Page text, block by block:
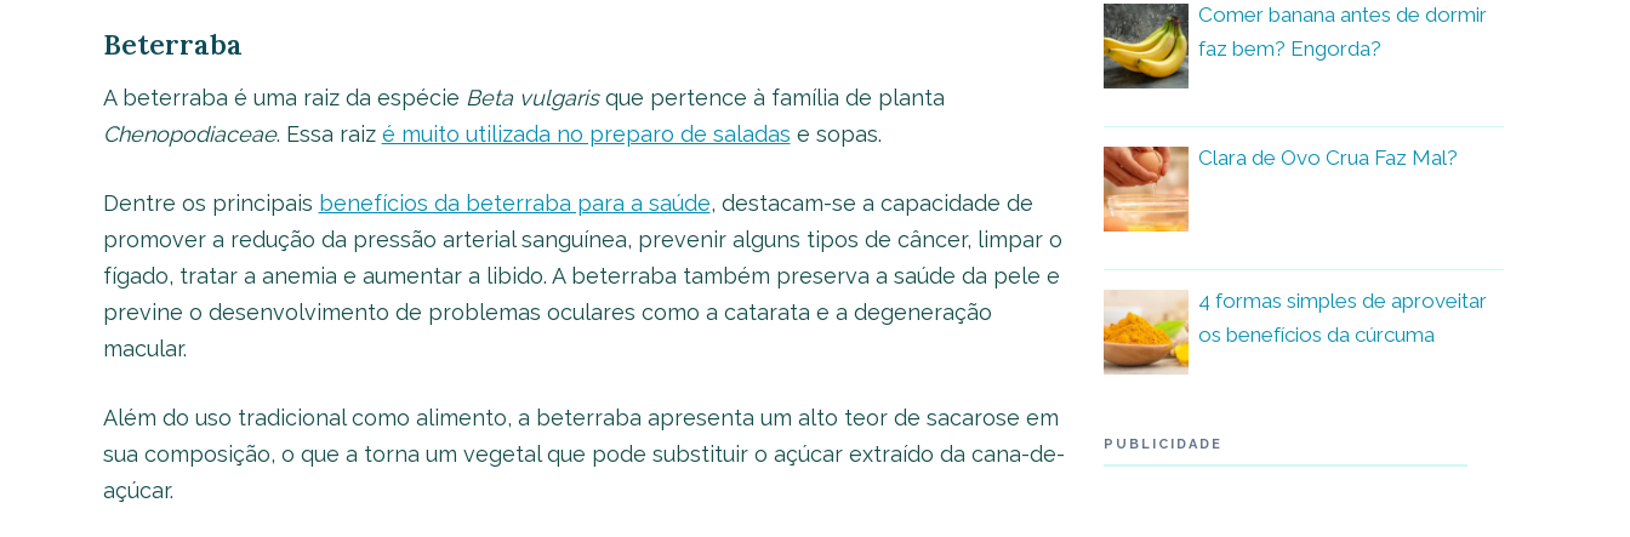
Beterraba
A beterraba é uma raiz da espécie Beta vulgarisque pertence à família de planta
Chenopodiaceae. Essa raiz é muito utilizada no preparo de saladas e sopas.
Dentre os principais benefícios da beterraba para a saúde, destacam-se a capacidade de
promover a redução da pressão arterial sanguínea, prevenir alguns tipos de câncer, limpar o
fígado, tratar a anemia e aumentar a libido. A beterraba também preserva a saúde da pele e
previne o desenvolvimento de problemas oculares como a catarata e a degeneração
macular.
Além do uso tradicional como alimento, a beterraba apresenta um alto teor de sacarose em
sua composição, o que a torna um vegetal que pode substituir o açúcar extraído da cana-de-
açúcar.
Comer banana antes de dormir
faz bem? Engorda?
Clara de Ovo Crua Faz Mal?
4 formas simples de aproveitar
os benefícios da cúrcuma
PUBLICIDADE